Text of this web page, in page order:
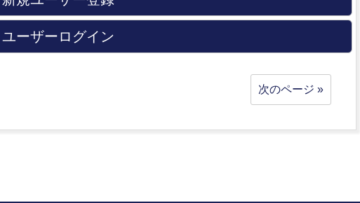
ユーザーログイン
次のページ »